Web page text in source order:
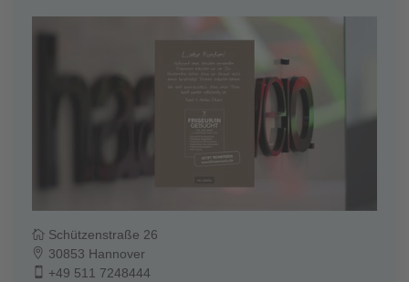
Schützenstraße 26
30853 Hannover
+49 511 7248444